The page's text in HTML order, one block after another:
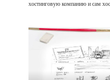
хостинговую компанию и сам